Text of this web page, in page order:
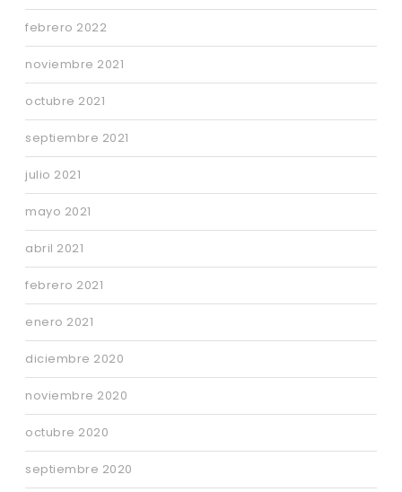
febrero 2022
noviembre 2021
octubre 2021
septiembre 2021
julio 2021
mayo 2021
abril 2021
febrero 2021
enero 2021
diciembre 2020
noviembre 2020
octubre 2020
septiembre 2020